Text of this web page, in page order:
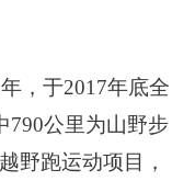
，于2017年底全
790公里为山野步
野跑运动项目，